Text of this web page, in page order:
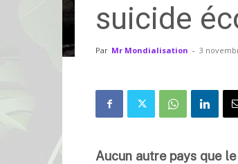
suicide
Par Mr Mondialisation - 3
Aucun autre pays que